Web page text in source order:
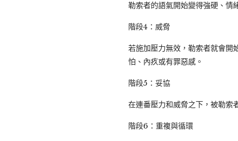
勒索者的語氣開始變得強硬、情
階段4：威脅
若施加壓力無效，勒索者就會開
怕、內疚或有罪惡感。
階段5：妥協
在連番壓力和威脅之下，被勒索
階段6：重複與循環